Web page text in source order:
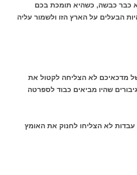
כבר כבשה, כשהיא תומכת בכם
הבעלים על הארץ הזו ולשמור עליה
מדכאיכם לא הצליחה לקטול את
שהיו מביאים כבוד לספרטה
עבדות לא הצליחו לחנוק את האומץ